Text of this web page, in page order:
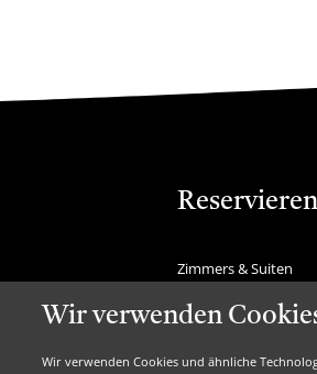
Wir verwenden
Wir verwenden Cookies und ähnliche
Reservieren
Zimmers & Suiten
Last Minutes
Saisonangebote